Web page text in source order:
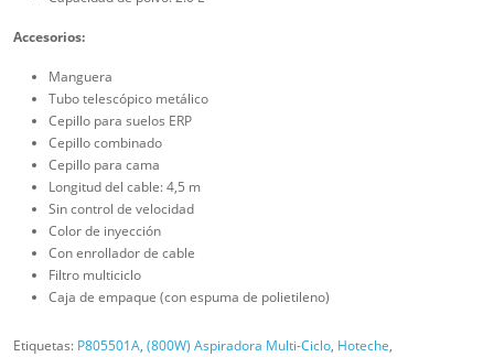
Accesorios:
Manguera
Tubo telescópico metálico
Cepillo para suelos ERP
Cepillo combinado
Cepillo para cama
Longitud del cable: 4,5 m
Sin control de velocidad
Color de inyección
Con enrollador de cable
Filtro multiciclo
Caja de empaque (con espuma de polietileno)
Etiquetas: P805501A, (800W) Aspiradora Multi-Ciclo, Hoteche,